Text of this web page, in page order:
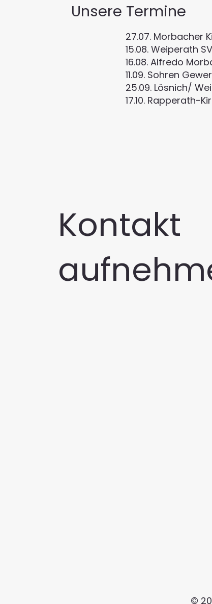
Unsere Termine
27.07. Morbacher
15.08. Weiperath
16.08. Alfredo
11.09. Sohren
25.09. Lösnich/
17.10. Rapperath-
Kontakt
©